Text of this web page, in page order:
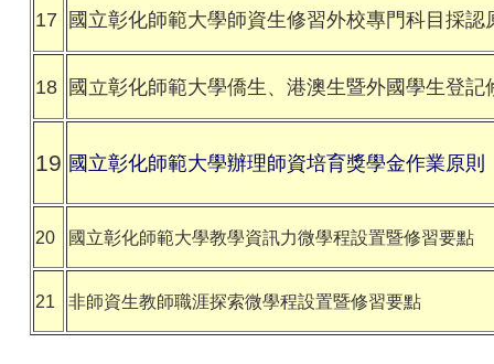
17 國立彰化師範大學師資生修習外校專門科目採認
18 國立彰化師範大學僑生、港澳生暨外國學生登
19 國立彰化師範大學辦理師資培育獎學金作業原則
20 國立彰化師範大學教學資訊力微學程設置暨修習要點
21 非師資生教師職涯探索微學程設置暨修習要點